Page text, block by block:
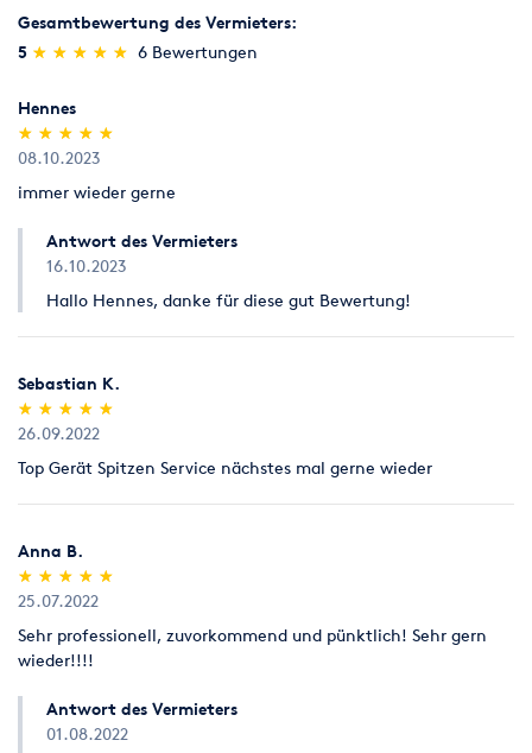
Gesamtbewertung des Vermieters:
5 (*)
★
★
(*) ★
★
(*) ★
★
(*) ★
★
(*) ★
★ 6 Bewertungen
Hennes
(*)
★
★
(*) ★
★
(*) ★
★
(*) ★
★
(*) ★
★
08.10.2023
immer wieder gerne
Antwort des Vermieters
16.10.2023
Hallo Hennes, danke für diese gut Bewertung!
Sebastian K.
(*)
★
★
(*) ★
★
(*) ★
★
(*) ★
★
(*) ★
★
26.09.2022
Top Gerät Spitzen Service nächstes mal gerne wieder
Anna B.
(*)
★
★
(*) ★
★
(*) ★
★
(*) ★
★
(*) ★
★
25.07.2022
Sehr professionell, zuvorkommend und pünktlich! Sehr gern
wieder!!!!
Antwort des Vermieters
01.08.2022